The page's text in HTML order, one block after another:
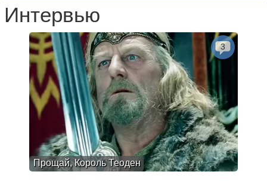
Интервью
Прощай, Король Теоден
3